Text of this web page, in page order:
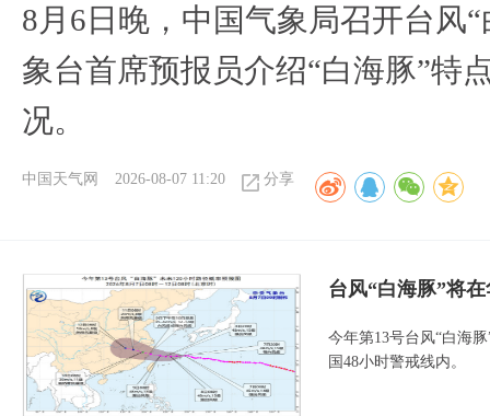
8月6日晚，中国气象局召开台风
象台首席预报员介绍“白海豚”特
况。
中国天气网 2026-08-07 11:20 分享
台风“白海豚”将
今年第13号台风“白海
国48小时警戒线内。